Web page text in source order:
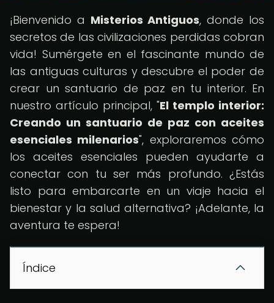
¡Bienvenido a Misterios Antiguos, donde los
secretos de las civilizaciones perdidas cobran
vida! Sumérgete en el fascinante mundo de
las antiguas culturas y descubre el poder de
crear un santuario de paz en tu interior. En
nuestro artículo principal, "El templo interior:
Creando un santuario de paz con aceites
esenciales milenarios", exploraremos cómo
los aceites esenciales pueden ayudarte a
conectar con tu ser más profundo. ¿Estás
listo para embarcarte en un viaje hacia el
bienestar y la salud alternativa? ¡Adelante, la
aventura te espera!
Índice